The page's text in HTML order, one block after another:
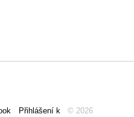
Přihlášení k © 2026